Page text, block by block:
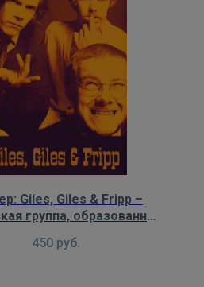
Giles, Giles & Fripp –
группа, образованная
450 руб.